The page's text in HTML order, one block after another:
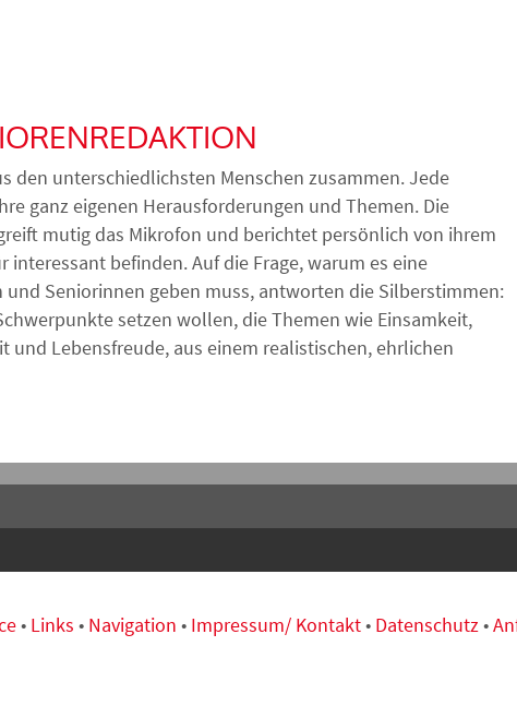
den unterschiedlichsten Menschen zusammen. Jede
ganz eigenen Herausforderungen und Themen. Die
mutig das Mikrofon und berichtet persönlich von ihrem
interessant befinden. Auf die Frage, warum es eine
Seniorinnen geben muss, antworten die Silberstimmen:
setzen wollen, die Themen wie Einsamkeit,
und Lebensfreude, aus einem realistischen, ehrlichen
• Links • Navigation • Impressum/ Kontakt• Datenschutz•